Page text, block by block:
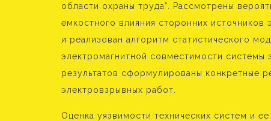
области охраны труда”. Рассмотрены
емкостного влияния сторонних
и реализован алгоритм статистического
электромагнитной совместимости системы
результатов сформулированы конкретные
электровзрывных работ.
Оценка уязвимости технических систем и